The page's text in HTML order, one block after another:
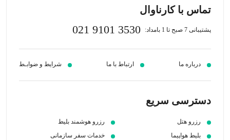
تماس با کارناوال
پشتیبانی 7 صبح تا 1 بامداد: 021 9101 3530
درباره ما ارتباط با ما شرایط و ضوابـط
دسترسی سریع
رزرو هتل
بلیط هواپیما
رزرو هوشمند بلیط
خدمات سفر سازمانی